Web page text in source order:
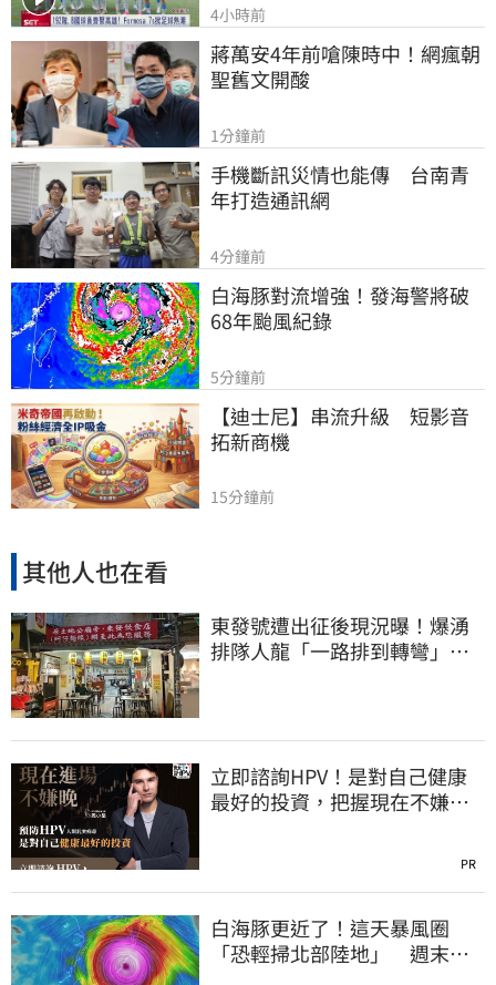
4小時前
蔣萬安4年前嗆陳時中！網瘋朝
聖舊文開酸
1分鐘前
手機斷訊災情也能傳　台南青
年打造通訊網
4分鐘前
白海豚對流增強！發海警將破
68年颱風紀錄
5分鐘前
【迪士尼】串流升級　短影音
拓新商機
15分鐘前
其他人也在看
東發號遭出征後現況曝！爆湧
排隊人龍「一路排到轉彎」
立即諮詢HPV！是對自己健康
最好的投資，把握現在不嫌
PR
白海豚更近了！這天暴風圈
「恐輕掃北部陸地」 週末風